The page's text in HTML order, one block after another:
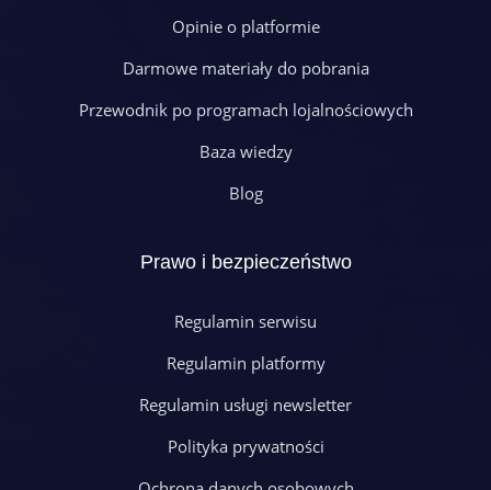
Opinie o platformie
Darmowe materiały do pobrania
Przewodnik po programach lojalnościowych
Baza wiedzy
Blog
Prawo i bezpieczeństwo
Regulamin serwisu
Regulamin platformy
Regulamin usługi newsletter
Polityka prywatności